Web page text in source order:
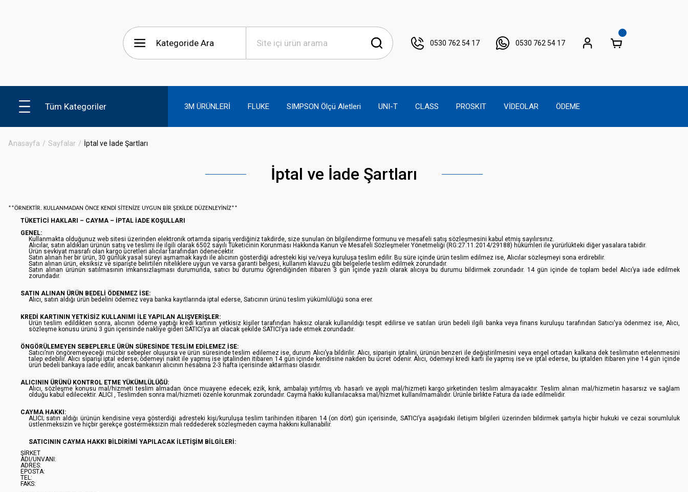
0530 762 54 17 0530 762 54 17
Tüm Kategoriler 3M ÜRÜNLERİ FLUKE SIMPSON Ölçü Aletleri UNI-T CLASS PROSKIT VİDEOLAR ÖDEME
Anasayfa Sayfalar İptal ve İade Şartları
İptal ve İade Şartları
**ÖRNEKTİR. KULLANMADAN ÖNCE KENDİ SİTENİZE UYGUN BİR ŞEKİLDE DÜZENLEYİNİZ**
TÜKETİCİ HAKLARI – CAYMA – İPTAL İADE KOŞULLARI
GENEL:
Kullanmakta olduğunuz web sitesi üzerinden elektronik ortamda sipariş verdiğiniz takdirde, size sunulan ön bilgilendirme formunu ve mesafeli satış sözleşmesini kabul etmiş sayılırsınız.
Alıcılar, satın aldıkları ürünün satış ve teslimi ile ilgili olarak 6502 sayılı Tüketicinin Korunması Hakkında Kanun ve Mesafeli Sözleşmeler Yönetmeliği (RG:27.11.2014/29188) hükümleri ile yürürlükteki diğer yasalara tabidir.
Ürün sevkiyat masrafı olan kargo ücretleri alıcılar tarafından ödenecektir.
Satın alınan her bir ürün, 30 günlük yasal süreyi aşmamak kaydı ile alıcının gösterdiği adresteki kişi ve/veya kuruluşa teslim edilir. Bu süre içinde ürün teslim edilmez ise, Alıcılar sözleşmeyi sona erdirebilir.
Satın alınan ürün, eksiksiz ve siparişte belirtilen niteliklere uygun ve varsa garanti belgesi, kullanım klavuzu gibi belgelerle teslim edilmek zorundadır.
Satın alınan ürünün satılmasının imkansızlaşması durumunda, satıcı bu durumu öğrendiğinden itibaren 3 gün içinde yazılı olarak alıcıya bu durumu bildirmek zorundadır. 14 gün içinde de toplam bedel Alıcı’ya iade edilmek
zorundadır.
SATIN ALINAN ÜRÜN BEDELİ ÖDENMEZ İSE:
Alıcı, satın aldığı ürün bedelini ödemez veya banka kayıtlarında iptal ederse, Satıcının ürünü teslim yükümlülüğü sona erer.
KREDİ KARTININ YETKİSİZ KULLANIMI İLE YAPILAN ALIŞVERİŞLER:
Ürün teslim edildikten sonra, alıcının ödeme yaptığı kredi kartının yetkisiz kişiler tarafından haksız olarak kullanıldığı tespit edilirse ve satılan ürün bedeli ilgili banka veya finans kuruluşu tarafından Satıcı'ya ödenmez ise, Alıcı,
sözleşme konusu ürünü 3 gün içerisinde nakliye gideri SATICI’ya ait olacak şekilde SATICI’ya iade etmek zorundadır.
ÖNGÖRÜLEMEYEN SEBEPLERLE ÜRÜN SÜRESİNDE TESLİM EDİLEMEZ İSE:
Satıcı’nın öngöremeyeceği mücbir sebepler oluşursa ve ürün süresinde teslim edilemez ise, durum Alıcı’ya bildirilir. Alıcı, siparişin iptalini, ürünün benzeri ile değiştirilmesini veya engel ortadan kalkana dek teslimatın ertelenmesini
talep edebilir. Alıcı siparişi iptal ederse; ödemeyi nakit ile yapmış ise iptalinden itibaren 14 gün içinde kendisine nakden bu ücret ödenir. Alıcı, ödemeyi kredi kartı ile yapmış ise ve iptal ederse, bu iptalden itibaren yine 14 gün içinde
ürün bedeli bankaya iade edilir, ancak bankanın alıcının hesabına 2-3 hafta içerisinde aktarması olasıdır.
ALICININ ÜRÜNÜ KONTROL ETME YÜKÜMLÜLÜĞÜ:
Alıcı, sözleşme konusu mal/hizmeti teslim almadan önce muayene edecek; ezik, kırık, ambalajı yırtılmış vb. hasarlı ve ayıplı mal/hizmeti kargo şirketinden teslim almayacaktır. Teslim alınan mal/hizmetin hasarsız ve sağlam
olduğu kabul edilecektir. ALICI , Teslimden sonra mal/hizmeti özenle korunmak zorundadır. Cayma hakkı kullanılacaksa mal/hizmet kullanılmamalıdır. Ürünle birlikte Fatura da iade edilmelidir.
CAYMA HAKKI:
ALICI; satın aldığı ürünün kendisine veya gösterdiği adresteki kişi/kuruluşa teslim tarihinden itibaren 14 (on dört) gün içerisinde, SATICI’ya aşağıdaki iletişim bilgileri üzerinden bildirmek şartıyla hiçbir hukuki ve cezai sorumluluk
üstlenmeksizin ve hiçbir gerekçe göstermeksizin malı reddederek sözleşmeden cayma hakkını kullanabilir.
SATICININ CAYMA HAKKI BİLDİRİMİ YAPILACAK İLETİŞİM BİLGİLERİ:
ŞİRKET
ADI/UNVANI:
ADRES:
EPOSTA:
TEL:
FAKS: